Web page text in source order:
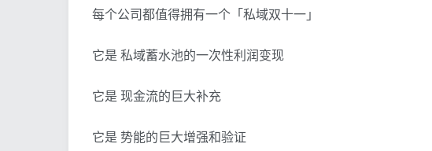
每个公司都值得拥有一个「私域双十一」
它是 私域蓄水池的一次性利润变现
它是 现金流的巨大补充
它是 势能的巨大增强和验证